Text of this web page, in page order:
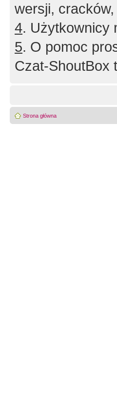
wersji,
4. Użytkownicy
5. O pomoc
Czat-ShoutBox
Strona główna